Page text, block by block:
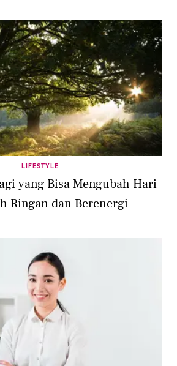
LIFESTYLE
yang Bisa Mengubah Hari
Ringan dan Berenergi